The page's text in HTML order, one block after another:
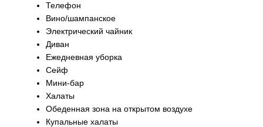
Телефон
Вино/шампанское
Электрический чайник
Диван
Ежедневная уборка
Сейф
Мини-бар
Халаты
Обеденная зона на открытом воздухе
Купальные халаты